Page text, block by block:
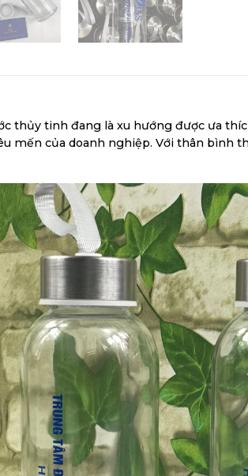
thủy tinh đang là xu hướng được ưa
mến của doanh nghiệp. Với thân